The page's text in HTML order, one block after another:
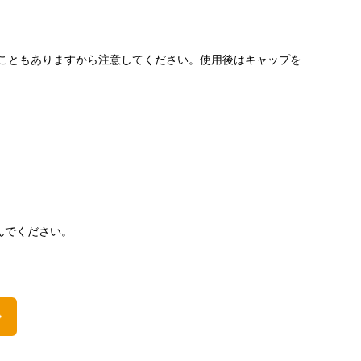
もありますから注意してください。使用後はキャップを
ください。